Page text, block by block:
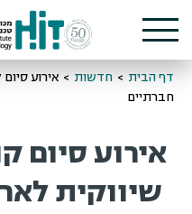
דף הבית > חדשות > אירוע
חברתיים
אירוע סיום
שיווקית